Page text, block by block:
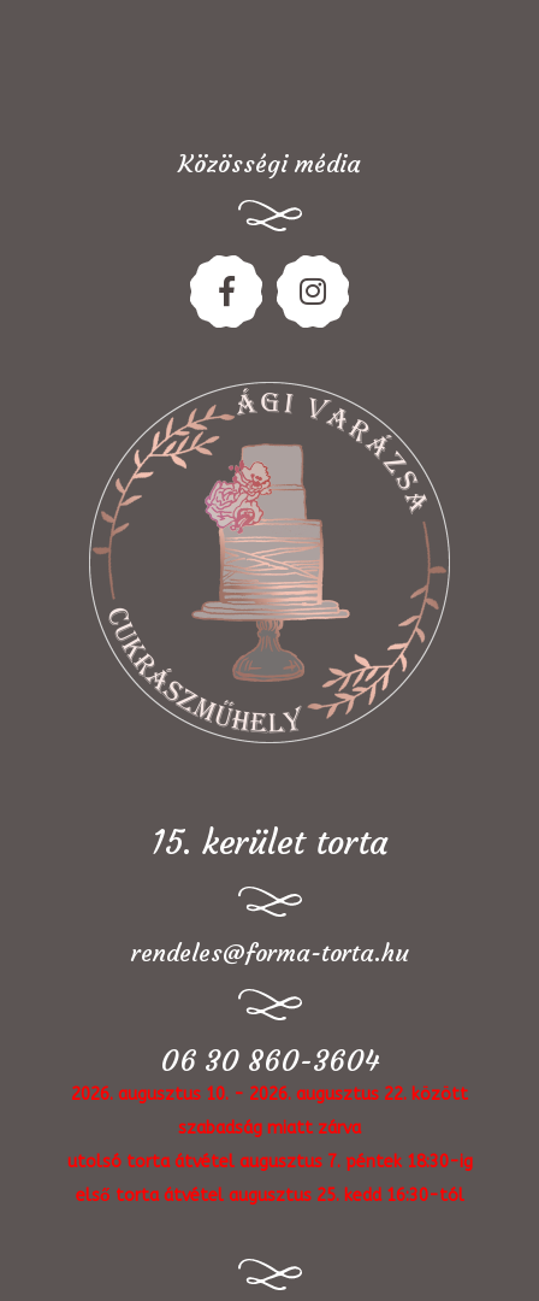
Közösségi média
15. kerület torta
rendeles@forma-torta.hu
06 30 860-3604
2026. augusztus 10. - 2026. augusztus 22. között
szabadság miatt zárva
utolsó torta átvétel augusztus 7. péntek 18:30-ig
első torta átvétel augusztus 25. kedd 16:30-tól